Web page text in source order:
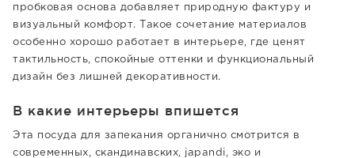
пробковая основа добавляет природную фактуру и
визуальный комфорт. Такое сочетание материалов
особенно хорошо работает в интерьере, где ценят
тактильность, спокойные оттенки и функциональный
дизайн без лишней декоративности.
В какие интерьеры впишется
Эта посуда для запекания органично смотрится в
современных, скандинавских, japandi, эко и